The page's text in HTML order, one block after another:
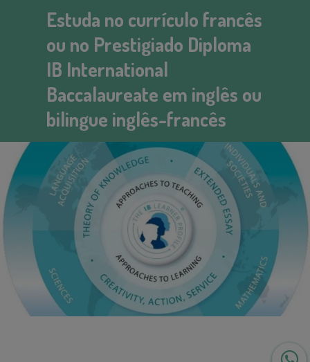
Estuda no currículo francês
ou no Prestigiado Diploma
IB International
Baccalaureate em inglês ou
bilingue inglês-francês